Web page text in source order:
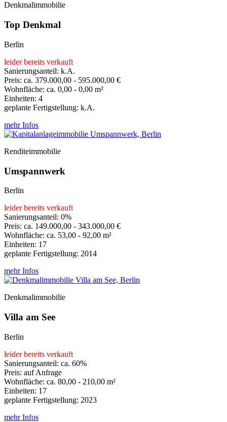
Denkmalimmobilie
Top Denkmal
Berlin
leider bereits verkauft
Sanierungsanteil: k.A.
Preis: ca. 379.000,00 - 595.000,00 €
Wohnfläche: ca. 0,00 - 0,00 m²
Einheiten: 4
geplante Fertigstellung: k.A.
mehr Infos
Renditeimmobilie
Umspannwerk
Berlin
leider bereits verkauft
Sanierungsanteil: 0%
Preis: ca. 149.000,00 - 343.000,00 €
Wohnfläche: ca. 53,00 - 92,00 m²
Einheiten: 17
geplante Fertigstellung: 2014
mehr Infos
Denkmalimmobilie
Villa am See
Berlin
leider bereits verkauft
Sanierungsanteil: ca. 60%
Preis: auf Anfrage
Wohnfläche: ca. 80,00 - 210,00 m²
Einheiten: 17
geplante Fertigstellung: 2023
mehr Infos